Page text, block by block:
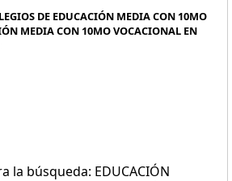
DE EDUCACIÓN MEDIA CON 10MO
MEDIA CON 10MO VOCACIONAL EN
la búsqueda: EDUCACIÓN